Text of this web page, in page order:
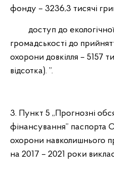
фонду – 3236,3 тисячі
доступ до екологічної
громадськості до
охорони довкілля – 5157
відсотка). ”.
3. Пункт 5 „Прогнозні
фінансування” паспорта
охорони навколишнього
на 2017 – 2021 роки